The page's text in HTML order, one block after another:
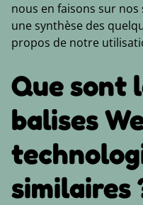
nous en faisons sur
une synthèse des
propos de notre
Que sont
balises
similaires